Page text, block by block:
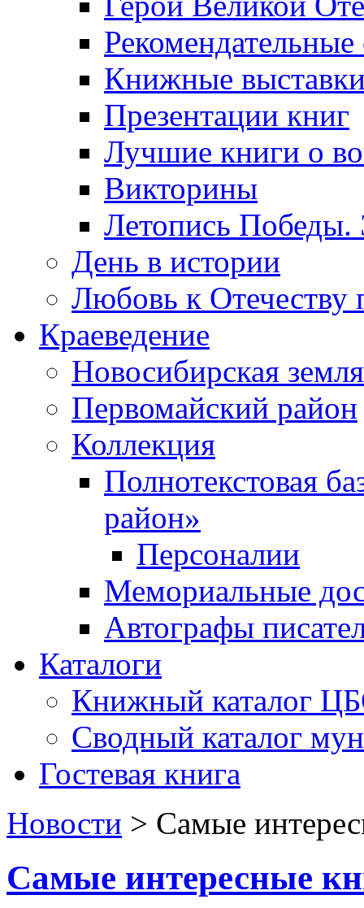
Рекомендательные
Книжные
Презентации книг
Лучшие книги о
Викторины
Летопись Победы.
День в истории
Любовь к Отечеству
Краеведение
Новосибирская земля
Первомайский район
Коллекция
Полнотекстовая
район»
Персоналии
Мемориальные
Автографы
Каталоги
Книжный каталог
Сводный каталог
Гостевая книга
Новости > Самые
Самые интересные